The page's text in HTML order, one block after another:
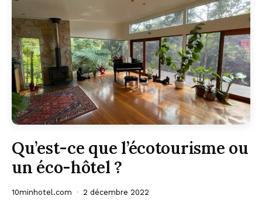
Qu’est-ce que l’écotourisme ou
un éco-hôtel ?
10minhotel.com 2 décembre 2022